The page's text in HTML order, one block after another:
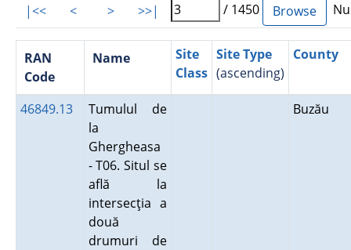
|<< < > >>| / 1450
RAN
Code
Name
Site
Class
Site Type
(ascending)
County
46849.13
Tumulul de
la
Ghergheasa
- T06. Situl se
află la
intersecţia a
două
drumuri de
Buzău